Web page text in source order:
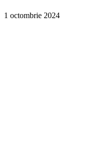
1 octombrie 2024